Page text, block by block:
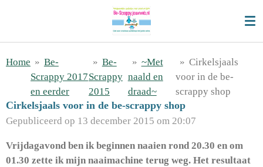
de
hoofdinhoud
Home » Be-
Scrappy 2017
en eerder
» Be-
Scrappy
2015
» ~Met
naald en
draad~
» Cirkelsjaals
voor in de be-
scrappy shop
Cirkelsjaals voor in de be-scrappy shop
Gepubliceerd op 13 december 2015 om 20:07
Vrijdagavond ben ik beginnen naaien rond 20.30 en om
01.30 zette ik mijn naaimachine terug weg. Het resultaat